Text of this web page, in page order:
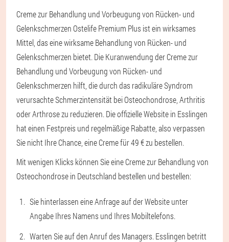
Creme zur Behandlung und Vorbeugung von Rücken- und
Gelenkschmerzen Ostelife Premium Plus ist ein wirksames
Mittel, das eine wirksame Behandlung von Rücken- und
Gelenkschmerzen bietet. Die Kuranwendung der Creme zur
Behandlung und Vorbeugung von Rücken- und
Gelenkschmerzen hilft, die durch das radikuläre Syndrom
verursachte Schmerzintensität bei Osteochondrose, Arthritis
oder Arthrose zu reduzieren. Die offizielle Website in Esslingen
hat einen Festpreis und regelmäßige Rabatte, also verpassen
Sie nicht Ihre Chance, eine Creme für 49 € zu bestellen.
Mit wenigen Klicks können Sie eine Creme zur Behandlung von
Osteochondrose in Deutschland bestellen und bestellen:
Sie hinterlassen eine Anfrage auf der Website unter
Angabe Ihres Namens und Ihres Mobiltelefons.
Warten Sie auf den Anruf des Managers. Esslingen betritt